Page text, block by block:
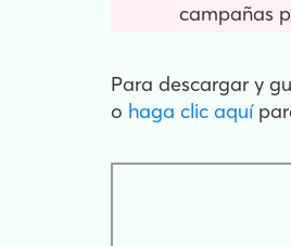
campañas
Para descargar y
o haga clic aquí